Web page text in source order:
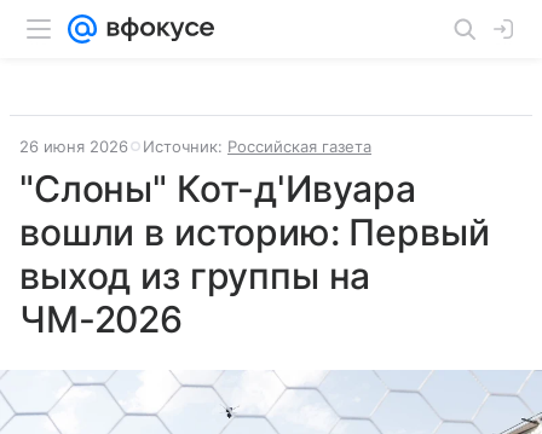
26 июня 2026 Источник: Российская газета
"Слоны" Кот-д'Ивуара
вошли в историю: Первый
выход из группы на
ЧМ-2026